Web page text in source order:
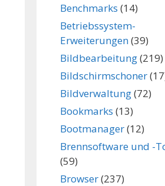
Benchmarks (14)
Betriebssystem-
Erweiterungen(39)
Bildbearbeitung(219)
Bildschirmschoner
Bildverwaltung(72)
Bookmarks (13)
Bootmanager(12)
Brennsoftware und -
(59)
Browser(237)